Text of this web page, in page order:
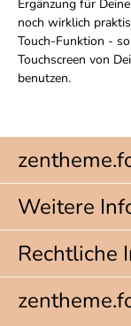
Ergänzung für
noch wirklich
Touch-Funktion -
Touchscreen von
benutzen.
Weitere
Rechtliche